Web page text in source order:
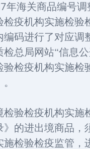
年海关商品编号调
检疫机构实施检验
编码进行了对应调
检总局网站“信息
验检疫机构实施检
检验检疫机构实施
》的进出境商品，
施检验检疫监管，